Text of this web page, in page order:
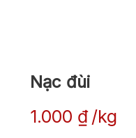
Nạc đùi
1.000 ₫ kg